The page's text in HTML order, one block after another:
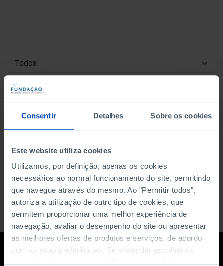
Consentir Detalhes Sobre os cookies
Este website utiliza cookies
Utilizamos, por definição, apenas os cookies
necessários ao normal funcionamento do site, permitindo
que navegue através do mesmo. Ao "Permitir todos",
autoriza a utilização de outro tipo de cookies, que
permitem proporcionar uma melhor experiência de
navegação, avaliar o desempenho do site ou apresentar
as melhores ofertas de produtos e serviços, de acordo
com as suas preferências. Se pretender escolher os
DATA DE INÍCIO
DATA DE FIM